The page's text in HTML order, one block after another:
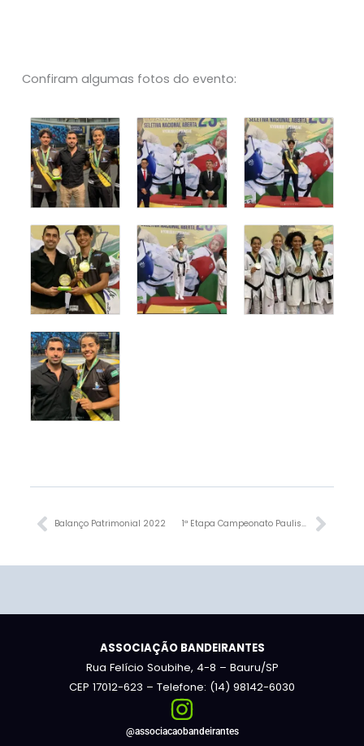
Confiram algumas fotos do evento:
Anterior
Balanço Patrimonial 2022 1ª Etapa Campeonato Paulista de Taekwondo 2023
ASSOCIAÇÃO BANDEIRANTES
Rua Felício Soubihe, 4-8 – Bauru/SP
CEP 17012-623 – Telefone: (14) 98142-6030
@associacaobandeirantes